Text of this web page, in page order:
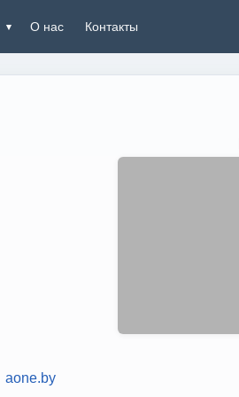
▾ О нас Контакты
aone.by